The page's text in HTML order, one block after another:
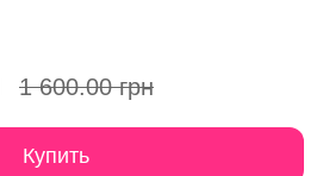
1 600.00 грн
Купить